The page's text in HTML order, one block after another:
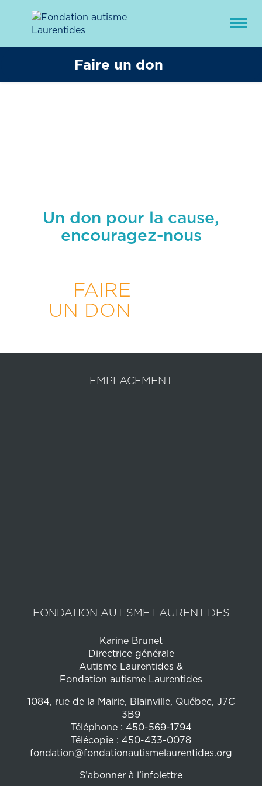
Faire un don
Un don pour la cause,
encouragez-nous
FAIRE
UN DON
EMPLACEMENT
FONDATION AUTISME LAURENTIDES
Karine Brunet
Directrice générale
Autisme Laurentides &
Fondation autisme Laurentides
1084, rue de la Mairie, Blainville, Québec, J7C
3B9
Téléphone : 450-569-1794
Télécopie : 450-433-0078
fondation@fondationautismelaurentides.org
S’abonner à l’infolettre